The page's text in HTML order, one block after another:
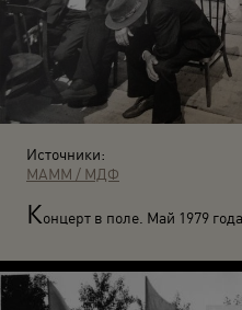
Источники:
МАММ / МДФ
Концерт в поле. Май 1979